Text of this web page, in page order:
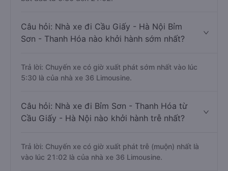
Câu hỏi: Nhà xe đi Cầu Giấy - Hà Nội Bỉm
Sơn - Thanh Hóa nào khởi hành sớm nhất?
Trả lời: Chuyến xe có giờ xuất phát sớm nhất vào lúc
5:30 là của nhà xe 36 Limousine.
Câu hỏi: Nhà xe đi Bỉm Sơn - Thanh Hóa từ
Cầu Giấy - Hà Nội nào khởi hành trễ nhất?
Trả lời: Chuyến xe có giờ xuất phát trễ (muộn) nhất là
vào lúc 21:02 là của nhà xe 36 Limousine.